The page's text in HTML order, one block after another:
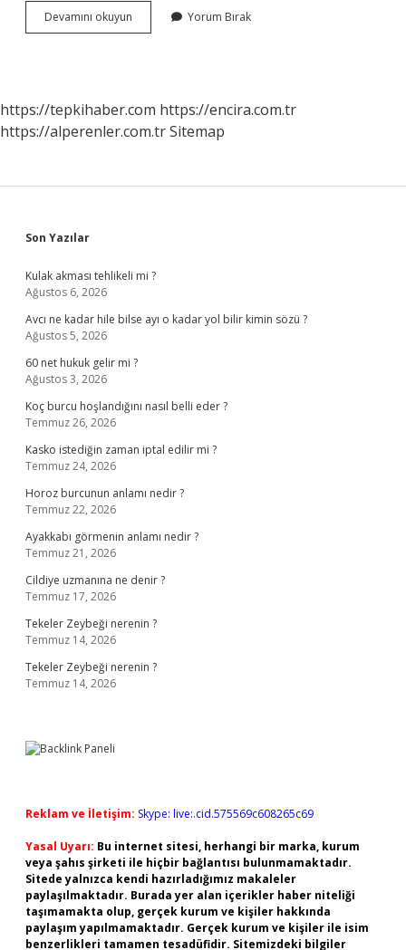
Devamını okuyun
Bir
Yorum Bırak
https://tepkihaber.com https://encira.com.tr
https://alperenler.com.trSitemap
Sidebar
Son Yazılar
Kulak akması tehlikeli mi ?
Ağustos 6, 2026
Avcı ne kadar hile bilse ayı o kadar yol bilir kimin sözü ?
Ağustos 5, 2026
60 net hukuk gelir mi ?
Ağustos 3, 2026
Koç burcu hoşlandığını nasıl belli eder ?
Temmuz 26, 2026
Kasko istediğin zaman iptal edilir mi ?
Temmuz 24, 2026
Horoz burcunun anlamı nedir ?
Temmuz 22, 2026
Ayakkabı görmenin anlamı nedir ?
Temmuz 21, 2026
Cildiye uzmanına ne denir ?
Temmuz 17, 2026
Tekeler Zeybeği nerenin ?
Temmuz 14, 2026
Tekeler Zeybeği nerenin ?
Temmuz 14, 2026
Reklam ve İletişim: Skype: live:.cid.575569c608265c69
Yasal Uyarı: Bu internet sitesi, herhangi bir marka, kurum
veya şahıs şirketi ile hiçbir bağlantısı bulunmamaktadır.
Sitede yalnızca kendi hazırladığımız makaleler
paylaşılmaktadır. Burada yer alan içerikler haber niteliği
taşımamakta olup, gerçek kurum ve kişiler hakkında
paylaşım yapılmamaktadır. Gerçek kurum ve kişiler ile isim
benzerlikleri tamamen tesadüfidir. Sitemizdeki bilgiler